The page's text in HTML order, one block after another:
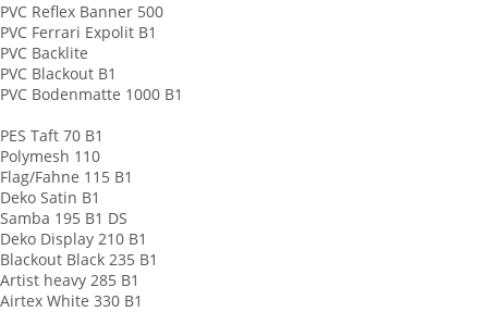
PVC Reflex Banner 500
PVC Ferrari Expolit B1
PVC Backlite
PVC Blackout B1
PVC Bodenmatte 1000 B1
PES Taft 70 B1
Polymesh 110
Flag/Fahne 115 B1
Deko Satin B1
Samba 195 B1 DS
Deko Display 210 B1
Blackout Black 235 B1
Artist heavy 285 B1
Airtex White 330 B1